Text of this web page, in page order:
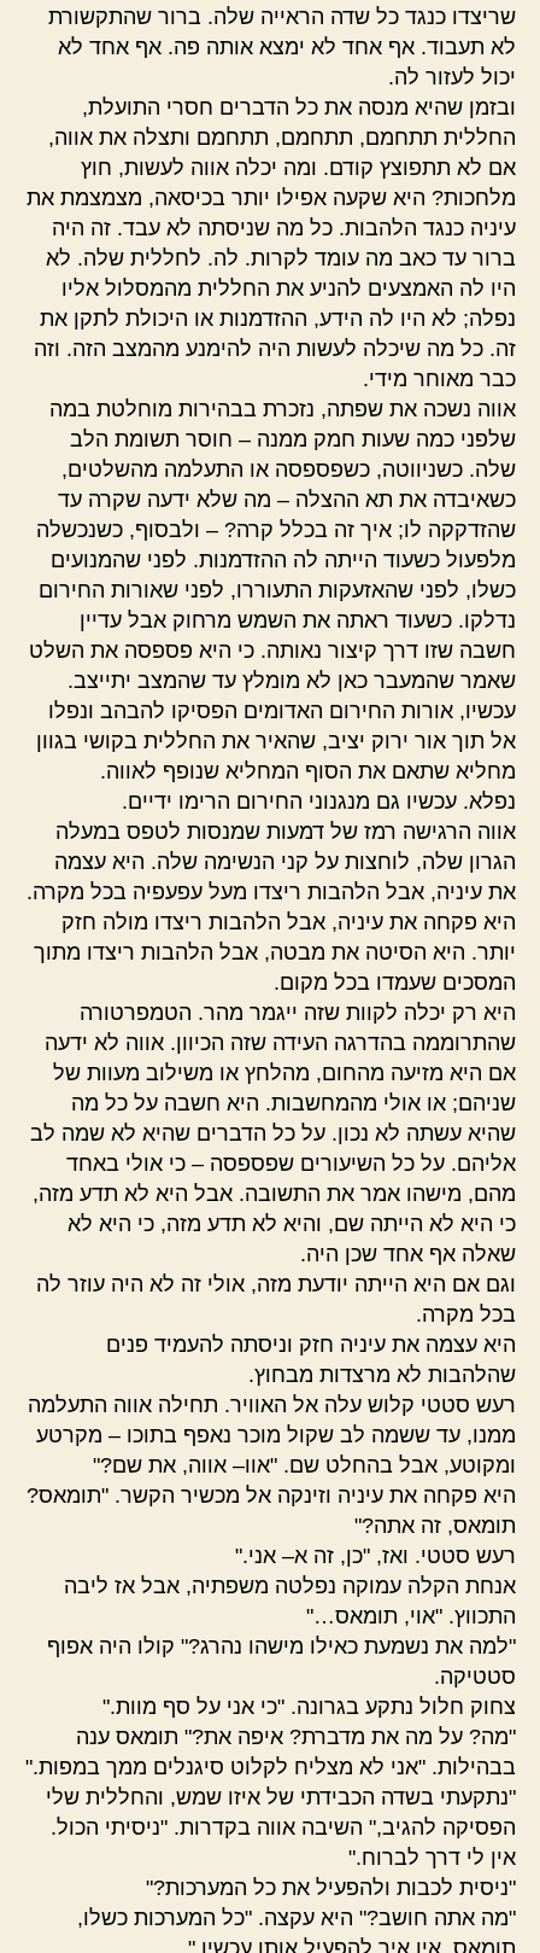
שריצדו כנגד כל שדה הראייה שלה. ברור שהתקשורת
לא תעבוד. אף אחד לא ימצא אותה פה. אף אחד לא
יכול לעזור לה.
ובזמן שהיא מנסה את כל הדברים חסרי התועלת,
החללית תתחמם, תתחמם, תתחמם ותצלה את אווה,
אם לא תתפוצץ קודם. ומה יכלה אווה לעשות, חוץ
מלחכות? היא שקעה אפילו יותר בכיסאה, מצמצמת את
עיניה כנגד הלהבות. כל מה שניסתה לא עבד. זה היה
ברור עד כאב מה עומד לקרות. לה. לחללית שלה. לא
היו לה האמצעים להניע את החללית מהמסלול אליו
נפלה; לא היו לה הידע, ההזדמנות או היכולת לתקן את
זה. כל מה שיכלה לעשות היה להימנע מהמצב הזה. וזה
כבר מאוחר מידי.
אווה נשכה את שפתה, נזכרת בבהירות מוחלטת במה
שלפני כמה שעות חמק ממנה – חוסר תשומת הלב
שלה. כשניווטה, כשפספסה או התעלמה מהשלטים,
כשאיבדה את תא ההצלה – מה שלא ידעה שקרה עד
שהזדקקה לו; איך זה בכלל קרה? – ולבסוף, כשנכשלה
מלפעול כשעוד הייתה לה ההזדמנות. לפני שהמנועים
כשלו, לפני שהאזעקות התעוררו, לפני שאורות החירום
נדלקו. כשעוד ראתה את השמש מרחוק אבל עדיין
חשבה שזו דרך קיצור נאותה. כי היא פספסה את השלט
שאמר שהמעבר כאן לא מומלץ עד שהמצב יתייצב.
עכשיו, אורות החירום האדומים הפסיקו להבהב ונפלו
אל תוך אור ירוק יציב, שהאיר את החללית בקושי בגוון
מחליא שתאם את הסוף המחליא שנופף לאווה.
נפלא. עכשיו גם מנגנוני החירום הרימו ידיים.
אווה הרגישה רמז של דמעות שמנסות לטפס במעלה
הגרון שלה, לוחצות על קני הנשימה שלה. היא עצמה
את עיניה, אבל הלהבות ריצדו מעל עפעפיה בכל מקרה.
היא פקחה את עיניה, אבל הלהבות ריצדו מולה חזק
יותר. היא הסיטה את מבטה, אבל הלהבות ריצדו מתוך
המסכים שעמדו בכל מקום.
היא רק יכלה לקוות שזה ייגמר מהר. הטמפרטורה
שהתרוממה בהדרגה העידה שזה הכיוון. אווה לא ידעה
אם היא מזיעה מהחום, מהלחץ או משילוב מעוות של
שניהם; או אולי מהמחשבות. היא חשבה על כל מה
שהיא עשתה לא נכון. על כל הדברים שהיא לא שמה לב
אליהם. על כל השיעורים שפספסה – כי אולי באחד
מהם, מישהו אמר את התשובה. אבל היא לא תדע מזה,
כי היא לא הייתה שם, והיא לא תדע מזה, כי היא לא
שאלה אף אחד שכן היה.
וגם אם היא הייתה יודעת מזה, אולי זה לא היה עוזר לה
בכל מקרה.
היא עצמה את עיניה חזק וניסתה להעמיד פנים
שהלהבות לא מרצדות מבחוץ.
רעש סטטי קלוש עלה אל האוויר. תחילה אווה התעלמה
ממנו, עד ששמה לב שקול מוכר נאפף בתוכו – מקרטע
ומקוטע, אבל בהחלט שם. "אוו– אווה, את שם?"
היא פקחה את עיניה וזינקה אל מכשיר הקשר. "תומאס?
תומאס, זה אתה?"
רעש סטטי. ואז, "כן, זה א– אני."
אנחת הקלה עמוקה נפלטה משפתיה, אבל אז ליבה
התכווץ. "אוי, תומאס…"
"למה את נשמעת כאילו מישהו נהרג?" קולו היה אפוף
סטטיקה.
צחוק חלול נתקע בגרונה. "כי אני על סף מוות."
"מה? על מה את מדברת? איפה את?" תומאס ענה
בבהילות. "אני לא מצליח לקלוט סיגנלים ממך במפות."
"נתקעתי בשדה הכבידתי של איזו שמש, והחללית שלי
הפסיקה להגיב," השיבה אווה בקדרות. "ניסיתי הכול.
אין לי דרך לברוח."
"ניסית לכבות ולהפעיל את כל המערכות?"
"מה אתה חושב?" היא עקצה. "כל המערכות כשלו,
תומאס. אין איך להפעיל אותן עכשיו."